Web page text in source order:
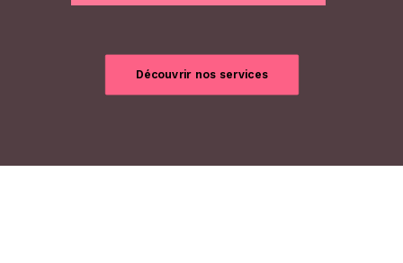
Découvrir nos services